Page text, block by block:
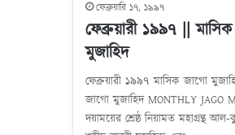
ফেব্রুয়ারি ১৭, ১৯৯৭
ফেব্রুয়ারী ১৯৯৭ ||
মুজাহিদ
ফেব্রুয়ারী ১৯৯৭ মাসিক জাগো
জাগো মুজাহিদ MONTHLY JAGO
দয়াময়ের শ্রেষ্ঠ নিয়ামত মহাগ্রন্থ